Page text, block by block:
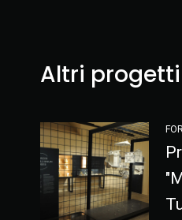
Altri progetti